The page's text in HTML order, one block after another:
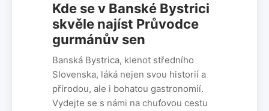
Kde se v Banské Bystrici
skvěle najíst Průvodce
gurmánův sen
Banská Bystrica, klenot středního
Slovenska, láká nejen svou historií a
přírodou, ale i bohatou gastronomií.
Vydejte se s námi na chuťovou cestu